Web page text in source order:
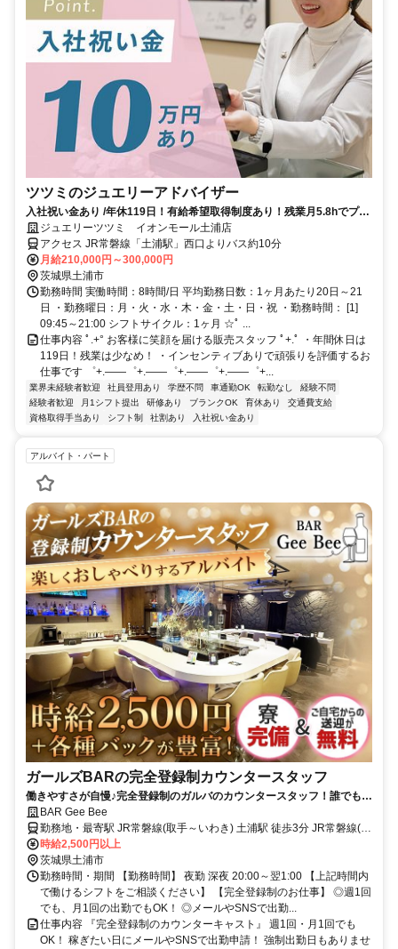
ツツミのジュエリーアドバイザー
入社祝い金あり /年休119日！有給希望取得制度あり！残業月5.8hでプラ
イベートも充実◎ノルマなし！
ジュエリーツツミ イオンモール土浦店
アクセス JR常磐線「土浦駅」西口よりバス約10分
月給210,000円～300,000円
茨城県土浦市
勤務時間 実働時間：8時間/日 平均勤務日数：1ヶ月あたり20日～21
日 ・勤務曜日：月・火・水・木・金・土・日・祝 ・勤務時間： [1]
09:45～21:00 シフトサイクル：1ヶ月 ☆ﾟ ...
仕事内容 ﾟ.+° お客様に笑顔を届ける販売スタッフ ﾟ+.ﾟ ・年間休日は
119日！残業は少なめ！ ・インセンティブありで頑張りを評価するお
仕事です ゜+.――゜+.――゜+.――゜+.――゜+...
業界未経験者歓迎 社員登用あり 学歴不問 車通勤OK 転勤なし
経験不問
経験者歓迎
月1シフト提出 研修あり ブランクOK 育休あり
交通費支給
資格取得手当あり
シフト制 社割あり 入社祝い金あり
アルバイト・パート
ガールズBARの完全登録制カウンタースタッフ
働きやすさが自慢♪完全登録制のガルバのカウンタースタッフ！誰でも気
軽に楽しくアルバイト！週1、月1～OK
BAR Gee Bee
勤務地・最寄駅 JR常磐線(取手～いわき) 土浦駅 徒歩3分 JR常磐線(上
野～取手) 柏駅 電車で20分 JR常磐線(取手～いわき) 水戸駅 電車で30
分 Gee Beeでは広範囲の迎え・送りをご用意していますので幅広い
エリアから出勤のスタッフが多数。 金町、松戸、新松戸、柏、我孫
子、取手、龍ヶ崎、守谷等 遠い所では水戸や日立市から送迎で通っ
ている方もいますのでお気軽にご相談ください。
時給2,500円以上
茨城県土浦市
勤務時間・期間 【勤務時間】 夜勤 深夜 20:00～翌1:00 【上記時間内
で働けるシフトをご相談ください】 【完全登録制のお仕事】 ◎週1回
でも、月1回の出勤でもOK！ ◎メールやSNSで出勤...
仕事内容 『完全登録制のカウンターキャスト』 週1回・月1回でも
OK！ 稼ぎたい日にメールやSNSで出勤申請！ 強制出勤日もありませ